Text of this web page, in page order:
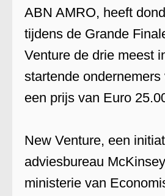
ABN AMRO, heeft
tijdens de Grande
Venture de drie meest
startende
een prijs van Euro
New Venture, een
adviesbureau
ministerie van